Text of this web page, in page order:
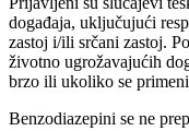
događaja, uključujući
zastoj i/ili srčani zastoj.
životno ugrožavajućih
brzo ili ukoliko se
Benzodiazepini se ne